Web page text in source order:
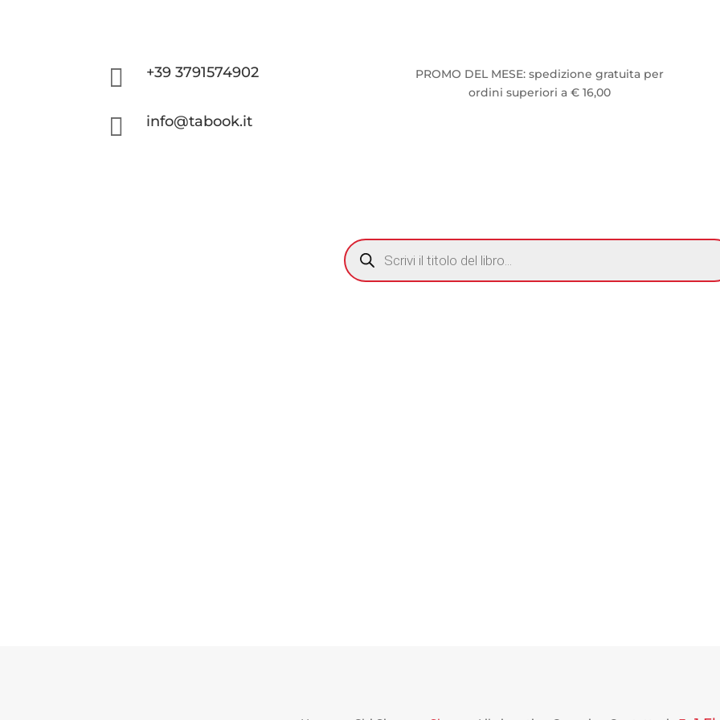
 +39 3791574902
 info@tabook.it
PROMO DEL MESE: spedizione gratuita per
ordini superiori a € 16,00
RICERCA
PRODOTTI